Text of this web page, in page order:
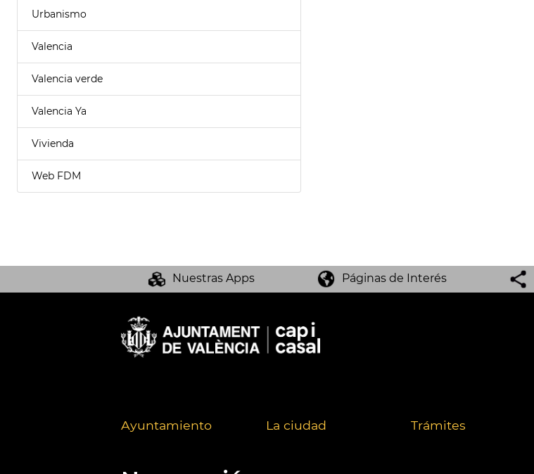
Urbanismo
Valencia
Valencia verde
Valencia Ya
Vivienda
Web FDM
Nuestras Apps Páginas de Interés
Ayuntamiento La ciudad Trámites